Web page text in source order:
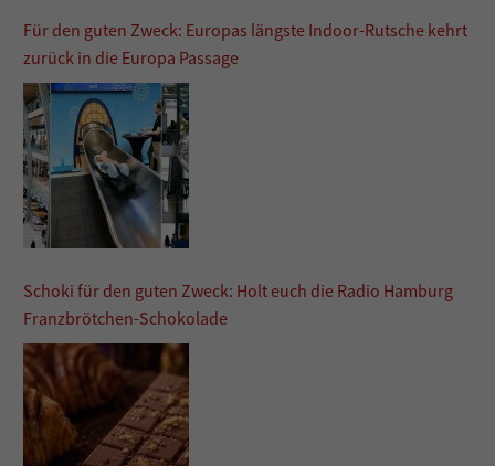
Für den guten Zweck: Europas längste Indoor-Rutsche kehrt
zurück in die Europa Passage
Schoki für den guten Zweck: Holt euch die Radio Hamburg
Franzbrötchen-Schokolade